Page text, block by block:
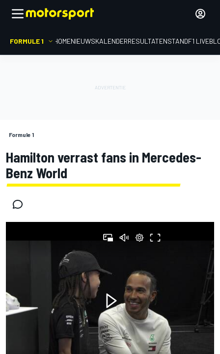
FORMULE 1 HOMENIEUWSKALENDERRESULTATENSTANDF1
Formule 1
Hamilton verrast fans in Mercedes-
Benz World